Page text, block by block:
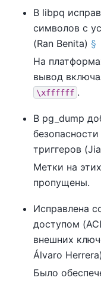
В libpq
символов с
(Ran Benita) §
На
вывод
\xffffff .
В pg_dump
триггеров
Метки на
пропущены.
Исправлена
доступом
внешних
Álvaro Herrera)
Было